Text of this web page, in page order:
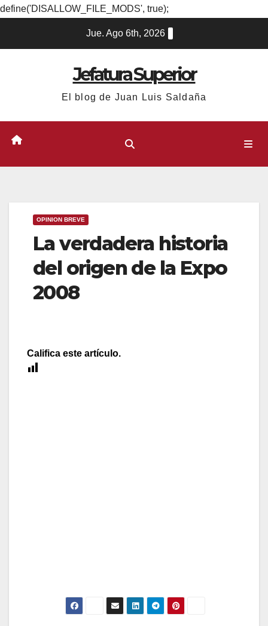
define('DISALLOW_FILE_MODS', true);
Jue. Ago 6th, 2026
Jefatura Superior
El blog de Juan Luis Saldaña
OPINION BREVE
La verdadera historia
del origen de la Expo
2008
Califica este artículo.